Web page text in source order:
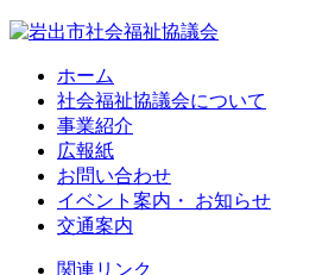
ホーム
社会福祉協議会について
事業紹介
広報紙
お問い合わせ
イベント案内・ お知らせ
交通案内
関連リンク